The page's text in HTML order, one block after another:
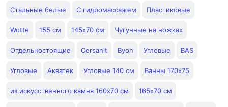
Стальные белые С гидромассажем Пластиковые
Wotte 155 см 145х70 см Чугунные на ножках
Отдельностоящие Cersanit Byon Угловые BAS
Угловые Акватек Угловые 140 см Ванны 170х75
из искусственного камня 160x70 см 165х70 см